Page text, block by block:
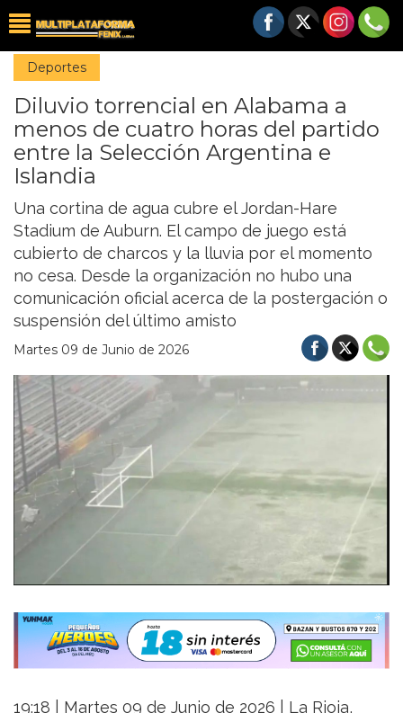
Deportes
Diluvio torrencial en Alabama a
menos de cuatro horas del partido
entre la Selección Argentina e
Islandia
Una cortina de agua cubre el Jordan-Hare
Stadium de Auburn. El campo de juego está
cubierto de charcos y la lluvia por el momento
no cesa. Desde la organización no hubo una
comunicación oficial acerca de la postergación o
suspensión del último amisto
Martes 09 de Junio de 2026
19:18 | Martes 09 de Junio de 2026 | La Rioja,